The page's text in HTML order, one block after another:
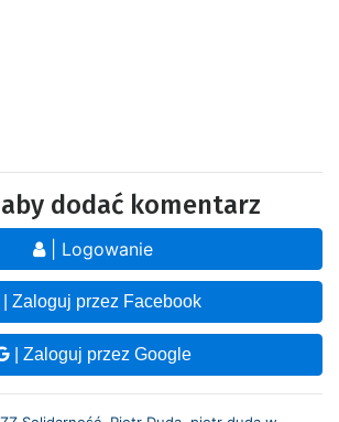
dodać komentarz
| Logowanie
| Zaloguj przez Facebook
| Zaloguj przez Google